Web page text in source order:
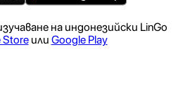
на индонезийски LinGo
Storeили Google Play